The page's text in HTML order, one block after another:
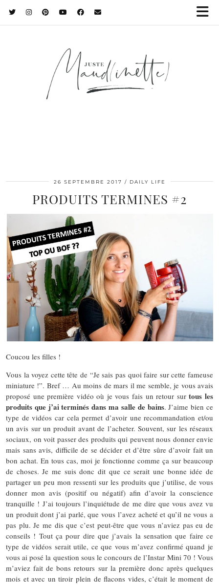
26 SEPTEMBRE 2017 DAILY LIFE
PRODUITS TERMINES #2
Coucou les filles !
Vous la voyez cette tête de “Je sais pas quoi faire sur cette fameuse
miniature !”. Bref … Au moins de mars il me semble, je vous avais
proposé une première vidéo où je vous fais un retour surtous les
produits que j’ai terminés dans ma salle de bains. J’aime bien ce
type de vidéos car cela permet d’avoir une recommandation et/ou
un avis sur un produit avant de l’acheter. Souvent, sur les réseaux
sociaux, on voit passer des produits qui peuvent nous donner envie
mais sans avis, difficile de se décider et d’être sûre d’avoir fait un
bon achat. En tous cas, moi je fonctionne comme ça sur beaucoup
de choses. Je me suis donc dit que ce serait une bonne idée de
partager un peu mon ressenti sur les produits que j’utilise, de vous
donner mon avis (positif ou négatif) afin d’avoir la conscience
tranquille ! J’ai toujours l’inquiétude de me dire que vous avez vu
un produit dont j’ai parlé, que vous l’avez acheté et qu’il ne vous a
pas plu. Je me dis que c’est peut-être que vous n’aviez pas eu de
conseils ! Tout ça pour dire que j’avais la sensation que faire ce
type de vidéos serait utile, ce que vous m’avez confirmé quand je
vous ai posé la question sous le concours de l’Instar Mini 70 ! Vous
m’aviez fait de bons retours sur la première donc après quelques
mois et avec un tiroir plein de flacons vides, c’était le moment de